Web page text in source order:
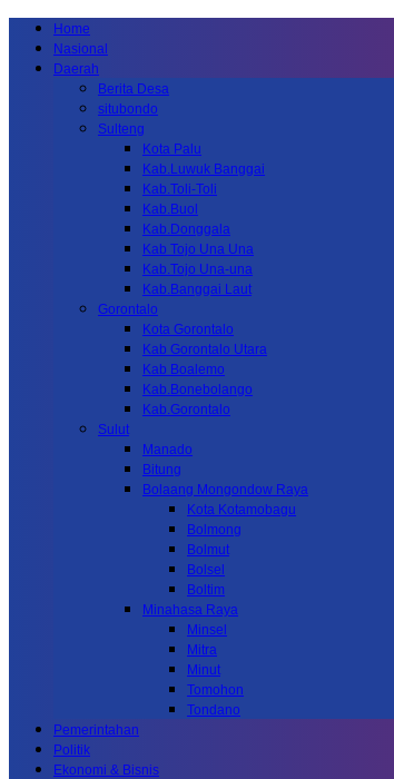
Home
Nasional
Daerah
Berita Desa
situbondo
Sulteng
Kota Palu
Kab.Luwuk Banggai
Kab.Toli-Toli
Kab.Buol
Kab.Donggala
Kab Tojo Una Una
Kab.Tojo Una-una
Kab.Banggai Laut
Gorontalo
Kota Gorontalo
Kab Gorontalo Utara
Kab Boalemo
Kab.Bonebolango
Kab.Gorontalo
Sulut
Manado
Bitung
Bolaang Mongondow Raya
Kota Kotamobagu
Bolmong
Bolmut
Bolsel
Boltim
Minahasa Raya
Minsel
Mitra
Minut
Tomohon
Tondano
Pemerintahan
Politik
Ekonomi & Bisnis